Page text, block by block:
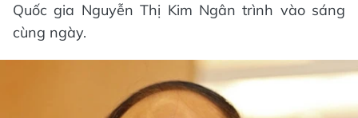
Quốc gia Nguyễn Thị Kim Ngân trình vào sáng
cùng ngày.